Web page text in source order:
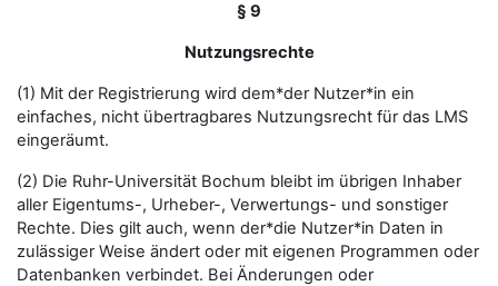
§ 9
Nutzungsrechte
(1) Mit der Registrierung wird dem*der Nutzer*in ein
einfaches, nicht übertragbares Nutzungsrecht für das LMS
eingeräumt.
(2) Die Ruhr-Universität Bochum bleibt im übrigen Inhaber
aller Eigentums-, Urheber-, Verwertungs- und sonstiger
Rechte. Dies gilt auch, wenn der*die Nutzer*in Daten in
zulässiger Weise ändert oder mit eigenen Programmen oder
Datenbanken verbindet. Bei Änderungen oder